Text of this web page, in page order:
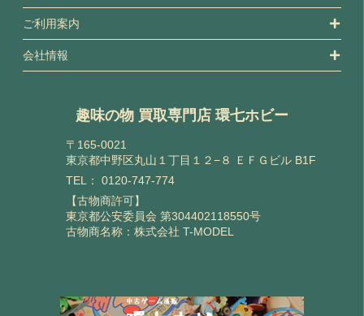
ご利用案内
会社情報
趣味の物 買取専門店 環七ホビー
〒165-0021
東京都中野区丸山１丁目１２−８ ＥＦＧビル B1F
TEL： 0120-747-774
【古物商許可】
東京都公安委員会 第304402118550号
古物商名称：株式会社 T-MODEL